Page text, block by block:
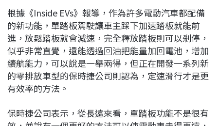
根據《Inside EVs》報導，作為許多電動汽車都配備
的新功能，單踏板駕駛讓車主踩下加速踏板就能前
進，放鬆踏板就會減速，完全釋放踏板則可以剎停，
似乎非常直覺，還能透過回油把能量加回電池，增加
續航能力，可以說是一舉兩得，但正在開發一系列新
的零排放車型的保時捷公司則認為，定速滑行才是更
有效率的方法。
保時捷公司表示，從長遠來看，單踏板功能不是很有